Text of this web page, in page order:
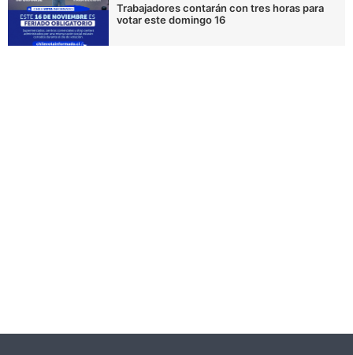
Trabajadores contarán con tres horas para
votar este domingo 16